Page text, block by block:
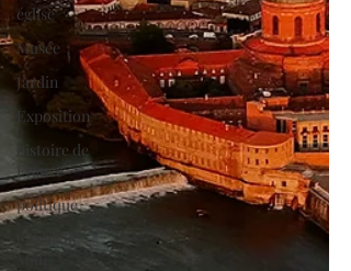
église
Musée
Jardin
Exposition
histoire de
France
politique
Canal du
Midi